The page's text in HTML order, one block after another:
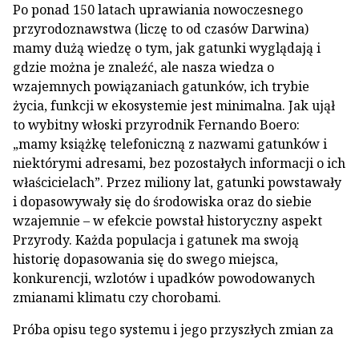
Po ponad 150 latach uprawiania nowoczesnego
przyrodoznawstwa (liczę to od czasów Darwina)
mamy dużą wiedzę o tym, jak gatunki wyglądają i
gdzie można je znaleźć, ale nasza wiedza o
wzajemnych powiązaniach gatunków, ich trybie
życia, funkcji w ekosystemie jest minimalna. Jak ujął
to wybitny włoski przyrodnik Fernando Boero:
„mamy książkę telefoniczną z nazwami gatunków i
niektórymi adresami, bez pozostałych informacji o ich
właścicielach”. Przez miliony lat, gatunki powstawały
i dopasowywały się do środowiska oraz do siebie
wzajemnie – w efekcie powstał historyczny aspekt
Przyrody. Każda populacja i gatunek ma swoją
historię dopasowania się do swego miejsca,
konkurencji, wzlotów i upadków powodowanych
zmianami klimatu czy chorobami.
Próba opisu tego systemu i jego przyszłych zmian za